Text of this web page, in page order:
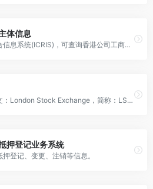
体信息
全称：公司注册处综合信息系统(ICRIS)，可查询香港公司工商信息，需要付费。
伦敦证券交易所（英文：London Stock Exchange，简称：LSE）
押登记业务系统
登记、变更、注销等信息。